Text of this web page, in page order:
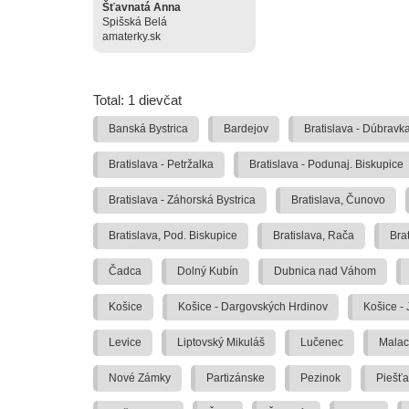
Šťavnatá Anna
Spišská Belá
amaterky.sk
Total: 1 dievčat
Banská Bystrica Bardejov Bratislava -
Bratislava - Petržalka Bratislava - Podunaj. Biskupice
Bratislava - Záhorská Bystrica Bratislava, Čunovo
Bratislava, Pod. Biskupice Bratislava, Rača
Čadca Dolný Kubín Dubnica nad Váhom
Košice Košice - Dargovských Hrdinov Košice -
Levice Liptovský Mikuláš Lučenec
Nové Zámky Partizánske Pezinok